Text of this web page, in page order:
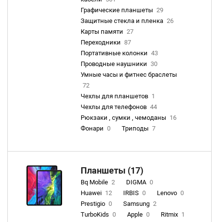
Графические планшеты 29
Защитные стекла и пленка 26
Карты памяти 27
Переходники 87
Портативные колонки 43
Проводные наушники 30
Умные часы и фитнес браслеты
72
Чехлы для планшетов 1
Чехлы для телефонов 44
Рюкзаки , сумки , чемоданы 16
Фонари 0 Триподы 7
Планшеты (17)
Bq Mobile 2 DIGMA 0
Huawei 12 IRBIS 0 Lenovo 0
Prestigio 0 Samsung 2
TurboKids 0 Apple 0 Ritmix 1